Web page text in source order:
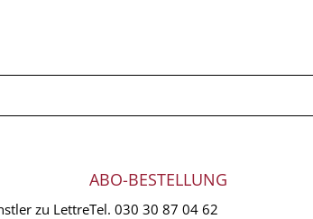
zu Lettre
ABO-BESTELLUNG
Tel. 030 30 87 04 62